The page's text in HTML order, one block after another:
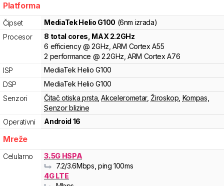
Platforma
Čipset MediaTekHelio G100 (6nm izrada)
Procesor
8 total cores , MAX 2.2GHz
6 efficiency @ 2GHz,ARM Cortex A55
2 performance @ 2.2GHz,ARM Cortex A76
ISP
MediaTek Helio G100
DSP
MediaTek Helio G100
Senzori
Čitač otiska prsta ,Akcelerometar,Žiroskop Kompas
Senzor blizine
Operativni
Android 16
Mreže
Celularno
3.5G HSPA
7.2/3.6Mbps , ping 100ms
4G LTE